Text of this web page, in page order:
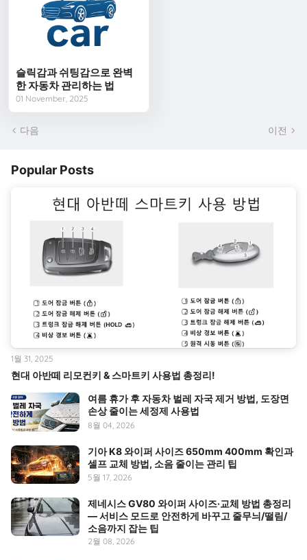
슬릭감과 쉬팅감으로 완벽
한 자동차 관리하는 법
01 November, 2025
다음 이전
Popular Posts
현대 아반떼 리모컨키 & 스마트키 사용법 총정리!
1월 31, 2025
여름 휴가 후 자동차 벌레 자국 제거 방법, 도장면
손상 줄이는 세정제 사용법
8월 04, 2026
기아 K8 와이퍼 사이즈 650mm 400mm 확인과
셀프 교체 방법, 소음 줄이는 관리 팁
5월 17, 2026
제네시스 GV80 와이퍼 사이즈·교체 방법 총정리
— 서비스 모드로 안전하게 바꾸고 줄무늬/떨림/
소음까지 잡는 팁
2월 08, 2026